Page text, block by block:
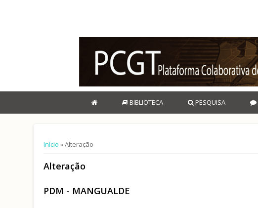
BIBLIOTECA PESQUISA
Está aqui
Início » Alteração
Alteração
PDM - MANGUALDE